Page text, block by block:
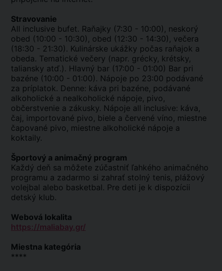
Stravovanie
All inclusive bufet. Raňajky (7:30 - 10:00), neskorý
obed (10:00 - 10:30), obed (12:30 - 14:30), večera
(18:30 - 21:30). Kulinárske ukážky počas raňajok a
obeda. Tematické večery (napr. grécky, krétsky,
taliansky atď.). Hlavný bar (17:00 - 01:00) Bar pri
bazéne (10:00 - 01:00). Nápoje po 23:00 podávané
za príplatok. Denne: káva pri bazéne, podávané
alkoholické a nealkoholické nápoje, pivo,
občerstvenie a zákusky. Nápoje all inclusive: káva,
čaj, importované pivo, biele a červené víno, miestne
čapované pivo, miestne alkoholické nápoje a
koktaily.
Športový a animačný program
Každý deň sa môžete zúčastniť ľahkého animačného
programu a zadarmo si zahrať stolný tenis, plážový
volejbal alebo basketbal. Pre deti je k dispozícii
detský klub.
Webová lokalita
https://maliabay.gr/
Miestna kategória
****